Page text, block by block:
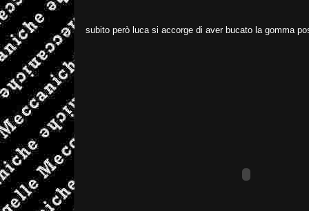
subito però luca si accorge di aver bucato la gomma